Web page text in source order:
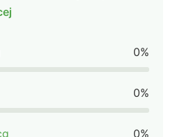
0%
0%
0%